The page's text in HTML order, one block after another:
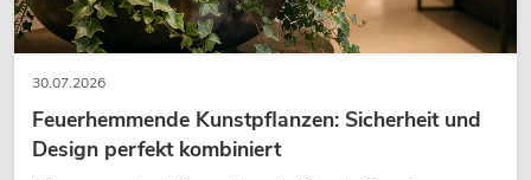
30.07.2026
Feuerhemmende Kunstpflanzen: Sicherheit und
Design perfekt kombiniert